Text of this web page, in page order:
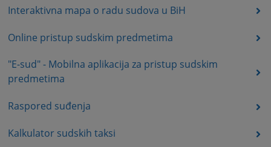
Interaktivna mapa o radu sudova u BiH
Online pristup sudskim predmetima
"E-sud" - Mobilna aplikacija za pristup sudskim
predmetima
Raspored suđenja
Kalkulator sudskih taksi